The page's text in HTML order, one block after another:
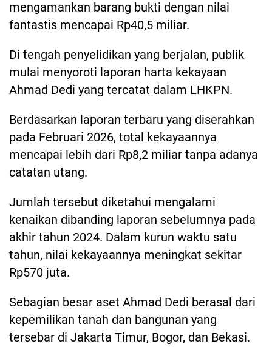
mengamankan barang bukti dengan nilai
fantastis mencapai Rp40,5 miliar.
Di tengah penyelidikan yang berjalan, publik
mulai menyoroti laporan harta kekayaan
Ahmad Dedi yang tercatat dalam LHKPN.
Berdasarkan laporan terbaru yang diserahkan
pada Februari 2026, total kekayaannya
mencapai lebih dari Rp8,2 miliar tanpa adanya
catatan utang.
Jumlah tersebut diketahui mengalami
kenaikan dibanding laporan sebelumnya pada
akhir tahun 2024. Dalam kurun waktu satu
tahun, nilai kekayaannya meningkat sekitar
Rp570 juta.
Sebagian besar aset Ahmad Dedi berasal dari
kepemilikan tanah dan bangunan yang
tersebar di Jakarta Timur, Bogor, dan Bekasi.